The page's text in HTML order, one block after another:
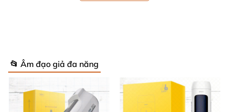
📂 Âm đạo giả đa năng